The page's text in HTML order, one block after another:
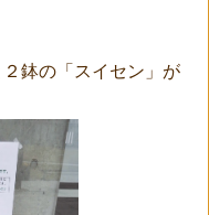
鉢の「スイセン」が